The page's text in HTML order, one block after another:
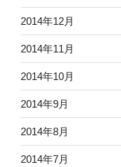
2014年12月
2014年11月
2014年10月
2014年9月
2014年8月
2014年7月